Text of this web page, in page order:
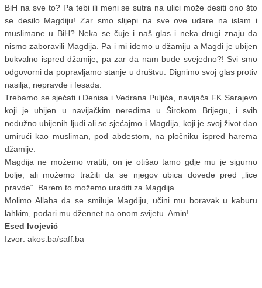
BiH na sve to? Pa tebi ili meni se sutra na ulici može desiti ono što
se desilo Magdiju! Zar smo slijepi na sve ove udare na islam i
muslimane u BiH? Neka se čuje i naš glas i neka drugi znaju da
nismo zaboravili Magdija. Pa i mi idemo u džamiju a Magdi je ubijen
bukvalno ispred džamije, pa zar da nam bude svejedno?! Svi smo
odgovorni da popravljamo stanje u društvu. Dignimo svoj glas protiv
nasilja, nepravde i fesada.
Trebamo se sjećati i Denisa i Vedrana Puljića, navijača FK Sarajevo
koji je ubijen u navijačkim neredima u Širokom Brijegu, i svih
nedužno ubijenih ljudi ali se sjećajmo i Magdija, koji je svoj život dao
umirući kao musliman, pod abdestom, na pločniku ispred harema
džamije.
Magdija ne možemo vratiti, on je otišao tamo gdje mu je sigurno
bolje, ali možemo tražiti da se njegov ubica dovede pred „lice
pravde“. Barem to možemo uraditi za Magdija.
Molimo Allaha da se smiluje Magdiju, učini mu boravak u kaburu
lahkim, podari mu džennet na onom svijetu. Amin!
Esed Ivojević
Izvor: akos.ba/saff.ba